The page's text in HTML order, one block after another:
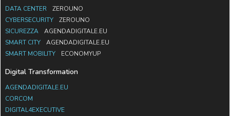
DATA CENTER
ZEROUNO
CYBERSECURITY
ZEROUNO
SICUREZZA
AGENDADIGITALE.EU
SMART CITY
AGENDADIGITALE.EU
SMART MOBILITY
ECONOMYUP
Digital Transformation
AGENDADIGITALE.EU
CORCOM
DIGITAL4EXECUTIVE